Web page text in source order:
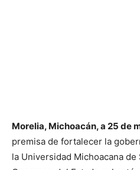
Morelia, Michoacán, a 25 de
premisa de fortalecer la
la Universidad Michoacana